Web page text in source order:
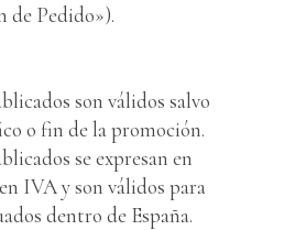
de Pedido»).
son válidos salvo
o fin de la promoción.
se expresan en
IVA y son válidos para
dentro de España.